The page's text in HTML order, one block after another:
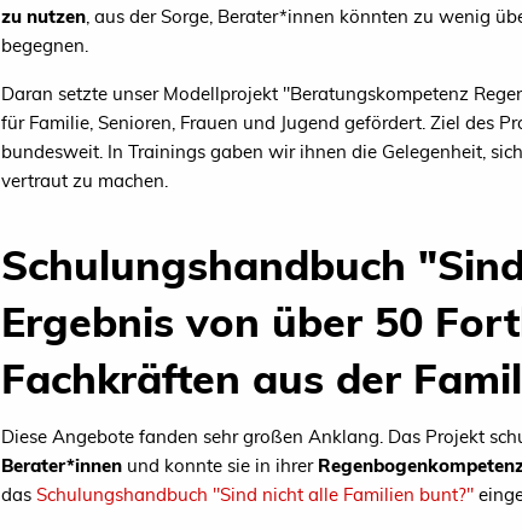
zu nutzen , aus der Sorge, Berater*innen könnten zu wenig
begegnen.
Daran setzte unser Modellprojekt "Beratungskompetenz
für Familie, Senioren, Frauen und Jugend gefördert. Ziel des
bundesweit. In Trainings gaben wir ihnen die Gelegenheit,
vertraut zu machen.
Schulungshandbuch
Ergebnis von über 50
Fachkräften aus der
Diese Angebote fanden sehr großen Anklang. Das Projekt
Berater*innen und konnte sie in ihrer
das Schulungshandbuch "Sind nicht alle Familien bunt?"